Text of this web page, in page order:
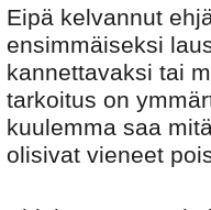
Eipä kelvannut
ensimmäiseksi
kannettavaksi tai
tarkoitus on
kuulemma saa
olisivat vieneet